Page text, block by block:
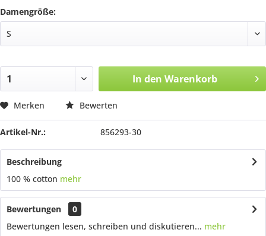
Damengröße:
In den Warenkorb
Merken Bewerten
Artikel-Nr.: 856293-30
Beschreibung
100 % cotton mehr
Bewertungen
0
Bewertungen lesen, schreiben und diskutieren... mehr